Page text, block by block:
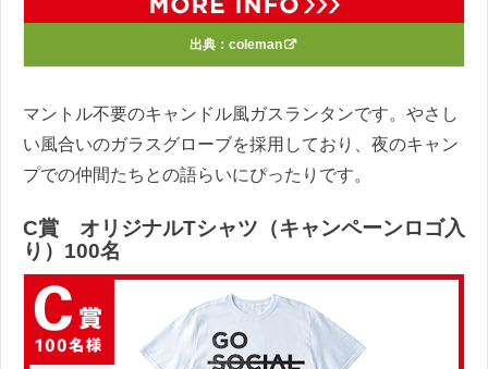
出典： coleman
マントル不要のキャンドル風ガスランタンです。やさし
い風合いのガラスグローブを採用しており、夜のキャン
プでの仲間たちとの語らいにぴったりです。
C賞 オリジナルTシャツ（キャンペーンロゴ入
り）100名